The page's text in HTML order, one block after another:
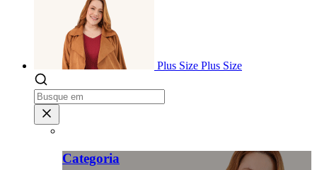
Plus Size Plus Size
Categoria